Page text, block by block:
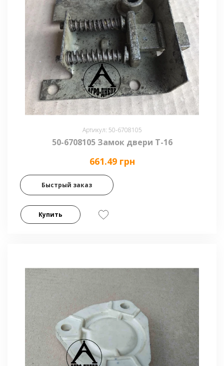
Артикул: 50-6708105
50-6708105 Замок двери Т-16
661.49 грн
Быстрый заказ
Купить